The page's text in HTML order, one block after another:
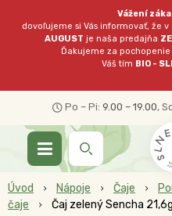
Vážení
dovoľujeme si Vás informovať, že v
AUGUST je naša predajňa
Ďakujeme za pochopenie
Váš tím BIO -
Po – Pi: 9.00 – 19.00,
Úvod Nápoje Čaje
čaje
Čaj zelený Sencha